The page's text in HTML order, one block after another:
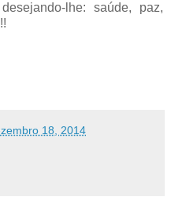
lhe: saúde, paz,
18, 2014